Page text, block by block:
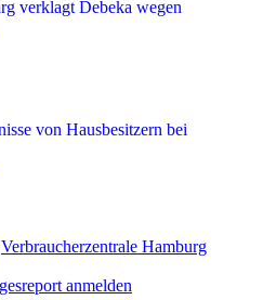
Verbraucherzentrale Hamburg